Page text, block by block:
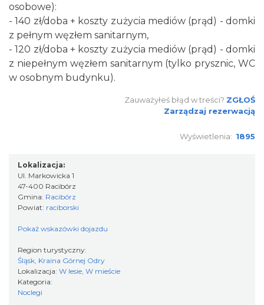
osobowe):
- 140 zł/doba + koszty zużycia mediów (prąd) - domki
z pełnym węzłem sanitarnym,
- 120 zł/doba + koszty zużycia mediów (prąd) - domki
z niepełnym węzłem sanitarnym (tylko prysznic, WC
w osobnym budynku).
Zauważyłeś błąd w treści? ZGŁOŚ
Zarządzaj rezerwacją
Wyświetlenia: 1895
Lokalizacja:
Ul. Markowicka 1
47-400 Racibórz
Gmina: Racibórz
Powiat: raciborski
Pokaż wskazówki dojazdu
Region turystyczny:
Śląsk, Kraina Górnej Odry
Lokalizacja: W lesie, W mieście
Kategoria:
Noclegi